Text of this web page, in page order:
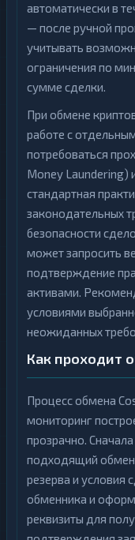
автоматически в
— после ручной
учитывать
ограничения по
сумме сделки.
При обмене
работе с
потребоваться
Money Laundering)
стандартная
законодательных
безопасности
может запросить
подтверждение
активами.
условиями
неожиданных
Как проходит
Процесс обмена
мониторинг
прозрачно.
подходящий
резерва и условия
обменника и
реквизиты для